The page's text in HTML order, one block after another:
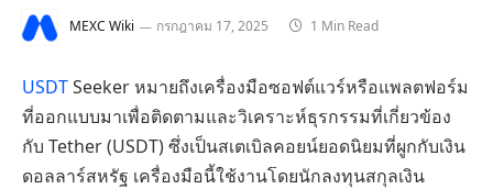
MEXC Wiki กรกฎาคม 17, 2025 1 Min Read
USDTSeeker หมายถึงเครื่องมือซอฟต์แวร์หรือแพลตฟอร์ม
ที่ออกแบบมาเพื่อติดตามและวิเคราะห์ธุรกรรมที่เกี่ยวข้อง
กับ Tether (USDT) ซึ่งเป็นสเตเบิลคอยน์ยอดนิยมที่ผูกกับเงิน
ดอลลาร์สหรัฐ เครื่องมือนี้ใช้งานโดยนักลงทุนสกุลเงิน